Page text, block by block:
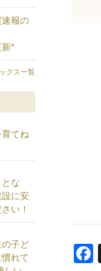
速報の
新*
クス一覧
育てね
とな
に安
い！
の子ど
れて